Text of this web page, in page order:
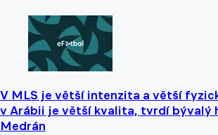
V MLS je větší intenzita a větší
v Arábii je větší kvalita, tvrdí bývalý
Medrán